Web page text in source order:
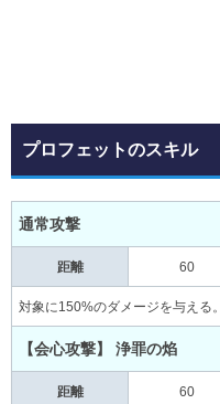
プロフェットのスキル
通常攻撃
距離 60
対象に150%のダメージを与える。
【会心攻撃】 浄罪の焰
距離 60